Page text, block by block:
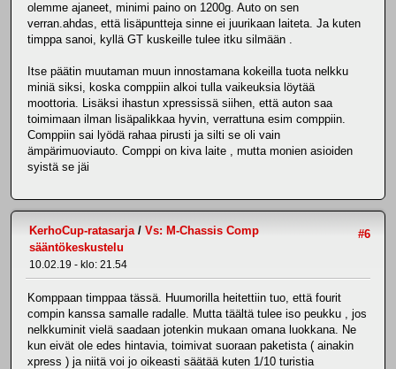
olemme ajaneet, minimi paino on 1200g. Auto on sen
verran.ahdas, että lisäpuntteja sinne ei juurikaan laiteta. Ja kuten
timppa sanoi, kyllä GT kuskeille tulee itku silmään .
Itse päätin muutaman muun innostamana kokeilla tuota nelkku
miniä siksi, koska comppiin alkoi tulla vaikeuksia löytää
moottoria. Lisäksi ihastun xpressissä siihen, että auton saa
toimimaan ilman lisäpalikkaa hyvin, verrattuna esim comppiin.
Comppiin sai lyödä rahaa pirusti ja silti se oli vain
ämpärimuoviauto. Comppi on kiva laite , mutta monien asioiden
syistä se jäi
#6
KerhoCup-ratasarja / Vs: M-Chassis Comp
sääntökeskustelu
10.02.19 - klo: 21.54
Komppaan timppaa tässä. Huumorilla heitettiin tuo, että fourit
compin kanssa samalle radalle. Mutta täältä tulee iso peukku , jos
nelkkuminit vielä saadaan jotenkin mukaan omana luokkana. Ne
kun eivät ole edes hintavia, toimivat suoraan paketista ( ainakin
xpress ) ja niitä voi jo oikeasti säätää kuten 1/10 turistia